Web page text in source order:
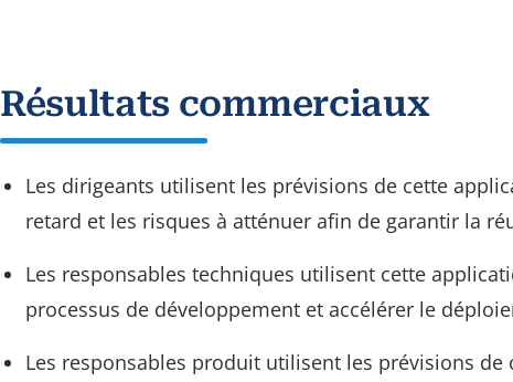
Résultats commerciaux
Les dirigeants utilisent les prévisions de cette
retard et les risques à atténuer afin de garantir la
Les responsables techniques utilisent cette
processus de développement et accélérer le
Les responsables produit utilisent les prévisions